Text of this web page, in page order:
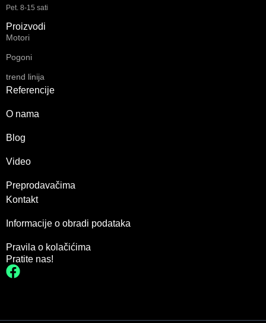
Pet. 8-15 sati
Proizvodi
Motori
Pogoni
trend linija
Referencije
O nama
Blog
Video
Preprodavačima
Kontakt
Informacije o obradi podataka
Pravila o kolačićima
Pratite nas!